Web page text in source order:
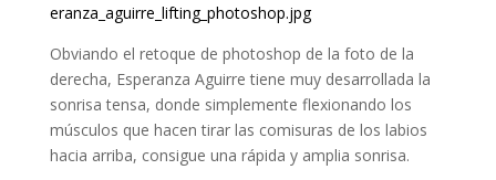
eranza_aguirre_lifting_photoshop.jpg
Obviando el retoque de photoshop de la foto de la
derecha, Esperanza Aguirre tiene muy desarrollada la
sonrisa tensa, donde simplemente flexionando los
músculos que hacen tirar las comisuras de los labios
hacia arriba, consigue una rápida y amplia sonrisa.